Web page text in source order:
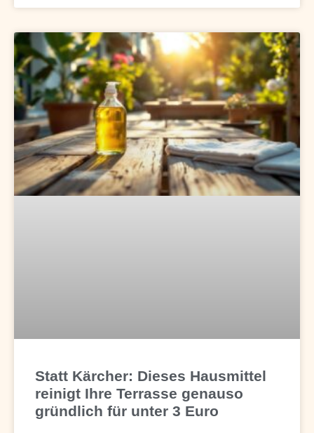
Statt Kärcher: Dieses Hausmittel
reinigt Ihre Terrasse genauso
gründlich für unter 3 Euro